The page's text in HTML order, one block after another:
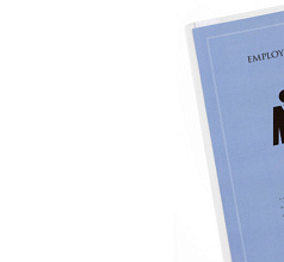
Мы рекомендуем